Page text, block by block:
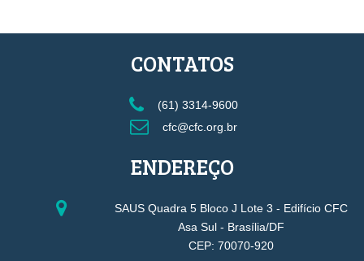
CONTATOS
(61) 3314-9600
cfc@cfc.org.br
ENDEREÇO
SAUS Quadra 5 Bloco J Lote 3 - Edifício CFC
Asa Sul - Brasília/DF
CEP: 70070-920